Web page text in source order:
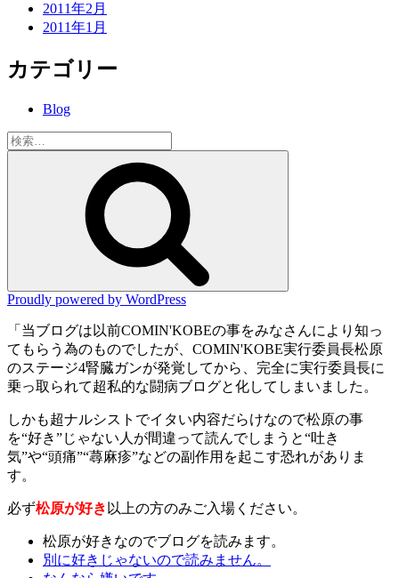
2011年2月
2011年1月
カテゴリー
Blog
検
索:
Proudly powered by WordPress
「当ブログは以前COMIN'KOBEの事をみなさんにより知っ
てもらう為のものでしたが、COMIN'KOBE実行委員長松原
のステージ4腎臓ガンが発覚してから、完全に実行委員長に
乗っ取られて超私的な闘病ブログと化してしまいました。
しかも超ナルシストでイタい内容だらけなので松原の事
を“好き”じゃない人が間違って読んでしまうと“吐き
気”や“頭痛”“蕁麻疹”などの副作用を起こす恐れがありま
す。
必ず松原が好き 以上の方のみご入場ください。
松原が好きなのでブログを読みます。
別に好きじゃないので読みません。